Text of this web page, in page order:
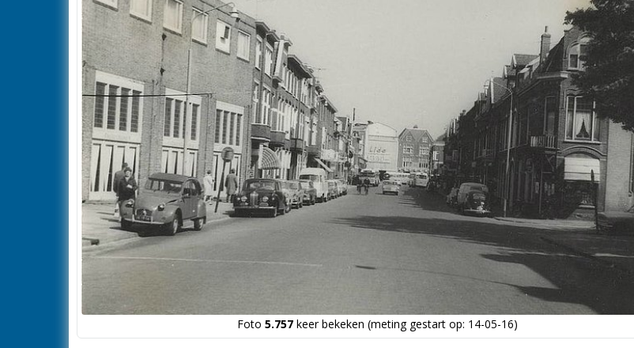
Foto 5.757keer bekeken (meting gestart op: 14-05-16)